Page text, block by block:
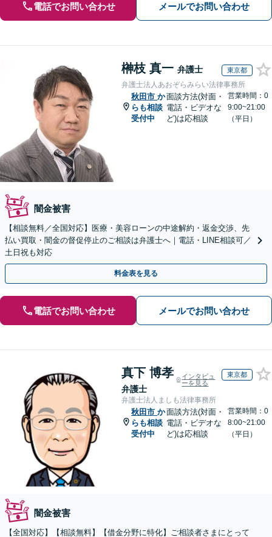
電話でお問い合わせ メールでお問い合わせ
榊枝 真一 弁護士 東京都
弁護士法人あおぞらみらい法律事務所
秋田市 か
らも相談
受付中
面談方法(対面・
電話・ビデオな
ど)は応相談
営業時間：0
9:00~21:00
（平日）
闇金被害
【相談無料／全国対応】医療・美容ローンの中途解約・返金交渉、先
払い買取・闇金の督促停止のご相談は弁護士へ｜電話・LINE相談可／
土日祝も対応
料金表を見る
電話でお問い合わせ メールでお問い合わせ
真下 博孝
弁護士
インタビュ
ーを見る
東京都
弁護士法人ましも法律事務所
秋田市 か
らも相談
受付中
面談方法(対面・
電話・ビデオな
ど)は応相談
営業時間：0
8:00~21:00
（平日）
闇金被害
【全国対応】【相談無料】【借金分野に特化】ご相談者さまにとって